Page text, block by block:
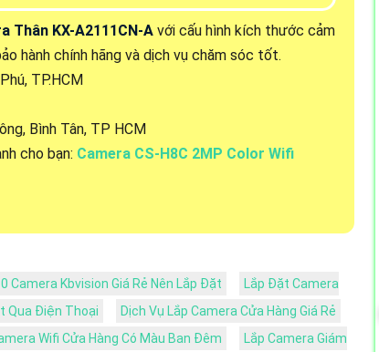
Thân KX-A2111CN-A với cấu hình kích thước cảm
hành chính hãng và dịch vụ chăm sóc tốt.
TP.HCM
Bình Tân, TP HCM
cho bạn: Camera CS-H8C 2MP Color Wifi
Camera Kbvision Giá Rẻ Nên Lắp Đặt
Lắp Đặt Camera
Qua Điện Thoại
Dịch Vụ Lắp Camera Cửa Hàng Giá Rẻ
Wifi Cửa Hàng Có Màu Ban Đêm
Lắp Camera Giám